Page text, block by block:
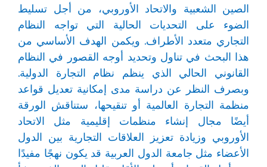
الصين الشعبية والاتحاد الأوروبي، من أجل تسليط
الضوء على التحديات الحالية التي تواجه النظام
التجاري متعدد الأطراف. ويكمن الهدف الأساسي من
هذا البحث في تناول وتحديد أوجه القصور في النظام
القانوني الحالي الذي ينظم نظام التجارة الدولية.
وبصرف النظر عن دراسة مدى إمكانية تعديل قواعد
منظمة التجارة العالمية أو تنقيحها، ستناقش الورقة
أيضًا مجال إنشاء منظمات إقليمية مثل الاتحاد
الأوروبي وزيادة تعزيز العلاقات التجارية بين الدول
الأعضاء مثل جامعة الدول العربية قد يكون نهجًا مفيدًا